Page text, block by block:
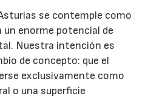
se contemple como
enorme potencial de
Nuestra intención es
de concepto: que el
exclusivamente como
o una superficie